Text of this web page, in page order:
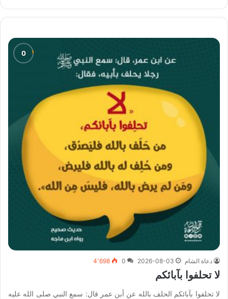
دعاة الشام 2026-08-03
0 4٬698
لا تحلفوا بآبائكم
لا تحلفوا بآبائكم الحلف بالله عن أبن عمر قال: سمع النبي صلى الله عليه